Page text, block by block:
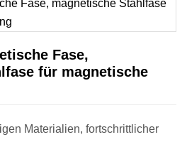
Fase,
für magnetische
Materialien, fortschrittlicher